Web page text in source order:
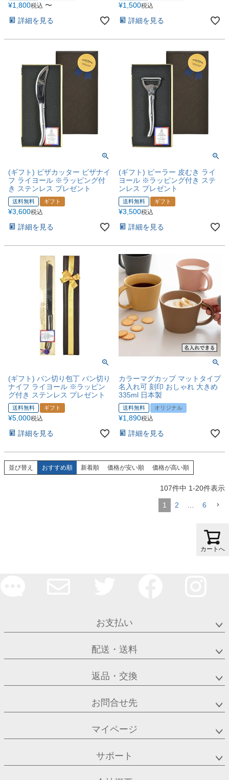
¥1,800税込 〜
詳細を見る
¥1,500税込
詳細を見る
(ギフト) ピザカッター ピザナイ
フ ライヨール ※ラッピング付
き ステンレス プレゼント
送料無料 ギフト
¥3,600税込
詳細を見る
(ギフト) ピーラー 皮むき ライ
ヨール ※ラッピング付き ステ
ンレス プレゼント
送料無料 ギフト
¥3,500税込
詳細を見る
(ギフト) パン切り包丁 パン切り
ナイフ ライヨール ※ラッピン
グ付き ステンレス プレゼント
送料無料 ギフト
¥5,000税込
詳細を見る
カラーマグカップ マットタイプ
名入れ可 刻印 おしゃれ 大きめ
335ml 日本製
送料無料 オリジナル
¥1,890税込
詳細を見る
並び替え おすすめ順 新着順 価格が安い順 価格が高い順
107件中 1-20件表示
1 2 6
お支払い
配送・送料
返品・交換
お問合せ先
マイページ
サポート
カートへ